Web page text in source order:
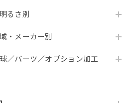
るさ別
・メーカー別
／パーツ／オプション加工